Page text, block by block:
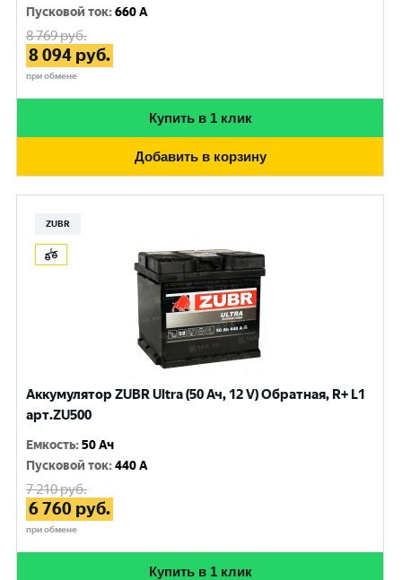
Пусковой ток:660 A
8 769руб.
8 094 руб.
при обмене
Купить в 1 клик
Добавить в корзину
ZUBR
Аккумулятор ZUBR Ultra (50 Ач, 12 V) Обратная, R+ L1
арт.ZU500
Емкость:50 Ач
Пусковой ток:440 A
7 210руб.
6 760 руб.
при обмене
Купить в 1 клик